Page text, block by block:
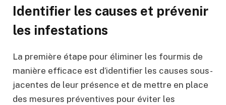
Identifier les causes et prévenir
les infestations
La première étape pour éliminer les fourmis de
manière efficace est d’identifier les causes sous-
jacentes de leur présence et de mettre en place
des mesures préventives pour éviter les